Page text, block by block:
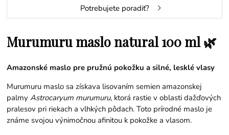
Potrebujete poradiť?
Murumuru maslo natural 100 ml 🌿
Amazonské maslo pre pružnú pokožku a silné, lesklé vlasy
Murumuru maslo sa získava lisovaním semien amazonskej
palmyAstrocaryum murumuru, ktorá rastie v oblasti dažďových
pralesov pri riekach a vlhkých pôdach. Toto prírodné maslo je
známe svojou výnimočnou afinitou k pokožke a vlasom.